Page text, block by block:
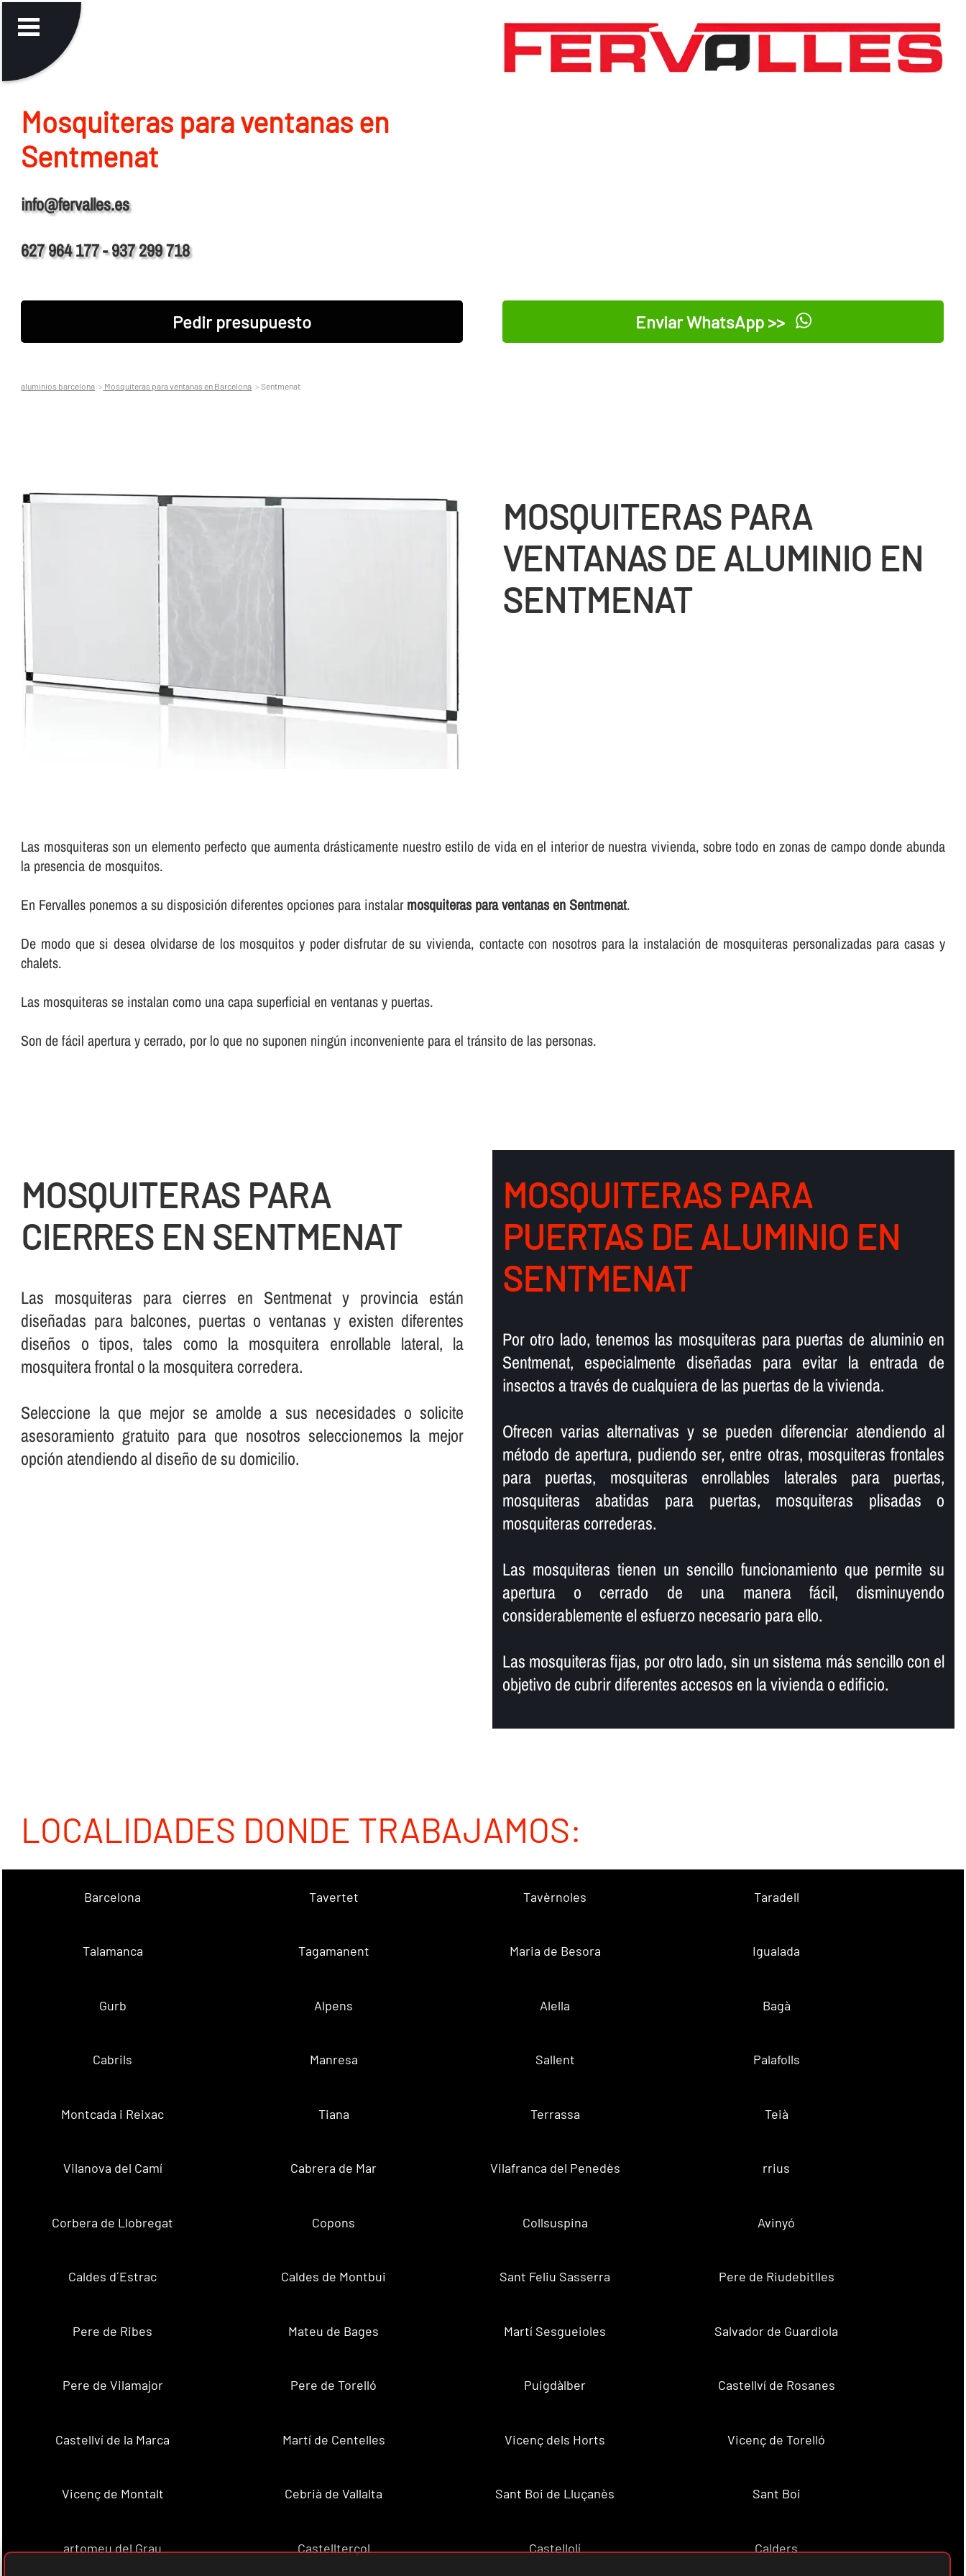
Mosquiteras para ventanas en
Sentmenat
info@fervalles.es
627 964 177 - 937 299 718
Pedir presupuesto Enviar WhatsApp >>
aluminios barcelona Mosquiteras para ventanas en Barcelona Sentmenat
MOSQUITERAS PARA
VENTANAS DE ALUMINIO EN
SENTMENAT
Las mosquiteras son un elemento perfecto que aumenta drásticamente nuestro estilo de vida en el interior de nuestra vivienda, sobre todo en zonas de campo donde abunda
la presencia de mosquitos.
En Fervalles ponemos a su disposición diferentes opciones para instalarmosquiteras para ventanas en Sentmenat.
De modo que si desea olvidarse de los mosquitos y poder disfrutar de su vivienda, contacte con nosotros para la instalación de mosquiteras personalizadas para casas y
chalets.
Las mosquiteras se instalan como una capa superficial en ventanas y puertas.
Son de fácil apertura y cerrado, por lo que no suponen ningún inconveniente para el tránsito de las personas.
MOSQUITERAS PARA
CIERRES EN SENTMENAT
Las mosquiteras para cierres en Sentmenat y provincia están
diseñadas para balcones, puertas o ventanas y existen diferentes
diseños o tipos, tales como la mosquitera enrollable lateral, la
mosquitera frontal o la mosquitera corredera.
Seleccione la que mejor se amolde a sus necesidades o solicite
asesoramiento gratuito para que nosotros seleccionemos la mejor
opción atendiendo al diseño de su domicilio.
MOSQUITERAS PARA
PUERTAS DE ALUMINIO EN
SENTMENAT
Por otro lado, tenemos las mosquiteras para puertas de aluminio en
Sentmenat, especialmente diseñadas para evitar la entrada de
insectos a través de cualquiera de las puertas de la vivienda.
Ofrecen varias alternativas y se pueden diferenciar atendiendo al
método de apertura, pudiendo ser, entre otras, mosquiteras frontales
para puertas, mosquiteras enrollables laterales para puertas,
mosquiteras abatidas para puertas, mosquiteras plisadas o
mosquiteras correderas.
Las mosquiteras tienen un sencillo funcionamiento que permite su
apertura o cerrado de una manera fácil, disminuyendo
considerablemente el esfuerzo necesario para ello.
Las mosquiteras fijas, por otro lado, sin un sistema más sencillo con el
objetivo de cubrir diferentes accesos en la vivienda o edificio.
LOCALIDADES DONDE TRABAJAMOS:
Barcelona Tavertet Tavèrnoles Taradell
Talamanca Tagamanent Maria de Besora Igualada
Gurb Alpens Alella Bagà
Cabrils Manresa Sallent Palafolls
Montcada i Reixac Tiana Terrassa Teià
Vilanova del Camí Cabrera de Mar Vilafranca del Penedès rrius
Corbera de Llobregat Copons Collsuspina Avinyó
Caldes d´Estrac Caldes de Montbui Sant Feliu Sasserra Pere de Riudebitlles
Pere de Ribes Mateu de Bages Martí Sesgueioles Salvador de Guardiola
Pere de Vilamajor Pere de Torelló Puigdàlber Castellví de Rosanes
Castellví de la Marca Martí de Centelles Vicenç dels Horts Vicenç de Torelló
Vicenç de Montalt Cebrià de Vallalta Sant Boi de Lluçanès Sant Boi
artomeu del Grau Castellterçol Castellolí Calders